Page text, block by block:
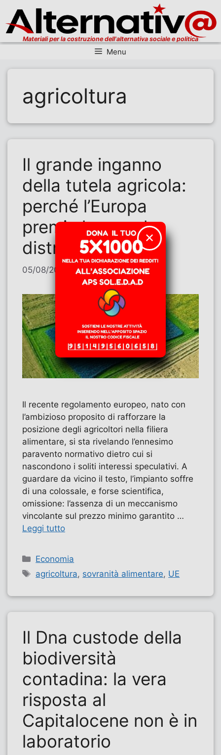
Materiali per la costruzione dell'alternativa sociale e politica
Menu
agricoltura
Il grande inganno
della tutela agricola:
perché l’Europa
premia la grande
distribuzione
05/08/2026 diEvasia Sancio
Il recente regolamento europeo, nato con
l’ambizioso proposito di rafforzare la
posizione degli agricoltori nella filiera
alimentare, si sta rivelando l’ennesimo
paravento normativo dietro cui si
nascondono i soliti interessi speculativi. A
guardare da vicino il testo, l’impianto soffre
di una colossale, e forse scientifica,
omissione: l’assenza di un meccanismo
vincolante sul prezzo minimo garantito …
Leggi tutto
Categorie
Economia
Tag
agricoltura, sovranità alimentare, UE
Il Dna custode della
biodiversità
contadina: la vera
risposta al
Capitalocene non è in
laboratorio
✕